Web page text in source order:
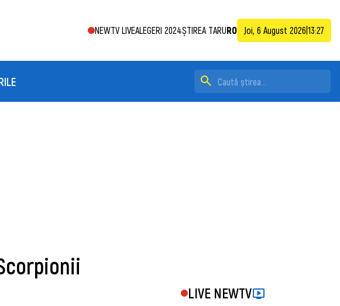
NEWTV LIVEALEGERI 2024ȘTIREA TARURO Joi, 6 August 2026 13:27
LIVE NEWTV